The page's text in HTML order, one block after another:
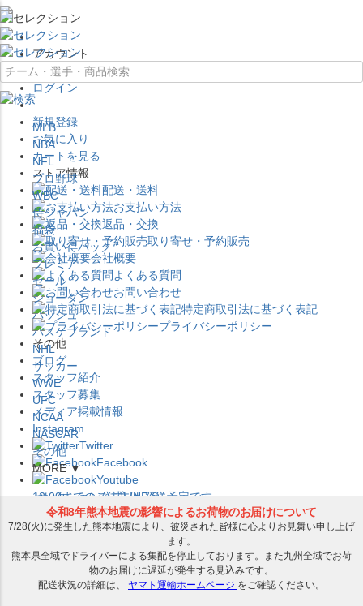
×
アカウント
ログイン
新規登録
お気に入り
カートを見る
ストア情報
配送・送料
お支払い方法
返品・交換
取り寄せ・予約販売
会社概要
よくある質問
お問い合わせ
特定商取引法に基づく表記
プライバシーポリシー
その他
ブログ
スタッフ紹介
スタッフ募集
メディア掲載情報
Instagram
Twitter
Facebook
Youtube
セレクション公式LINE@
MLB
NBA
NFL
プロ野球
WBC
侍ジャパン
福袋
お買い得パック
プレミア
セール
ジョーダン
バッシュ
バスケブランド
NHL
サッカー
WWE
UFC
NCAA
NASCAR
その他
MORE ▼
12:00までのご注文は発送予定です。
在庫品は 1-3営業日内で発送!! ※お取寄せ商品は対象外